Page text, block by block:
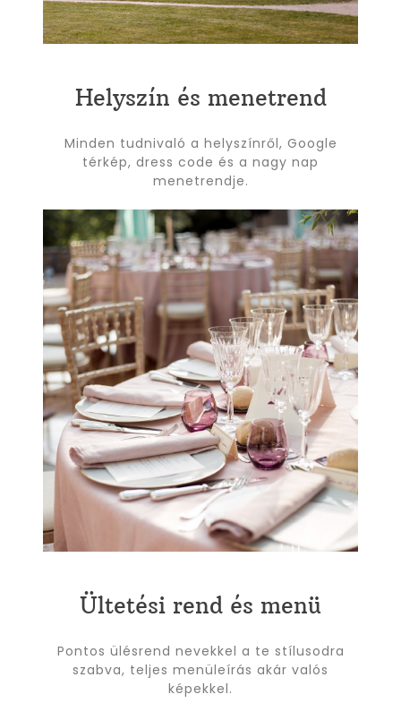
Helyszín és menetrend
Minden tudnivaló a helyszínről, Google
térkép, dress code és a nagy nap
menetrendje.
Ültetési rend és menü
Pontos ülésrend nevekkel a te stílusodra
szabva, teljes menüleírás akár valós
képekkel.